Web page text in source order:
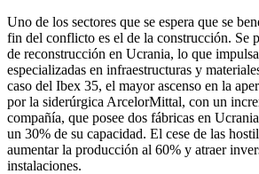
Uno de los sectores que se espera que se
fin del conflicto es el de la construcción. Se
de reconstrucción en Ucrania, lo que
especializadas en infraestructuras y
caso del Ibex 35, el mayor ascenso en la
por la siderúrgica ArcelorMittal, con un
compañía, que posee dos fábricas en
un 30% de su capacidad. El cese de las
aumentar la producción al 60% y atraer
instalaciones.